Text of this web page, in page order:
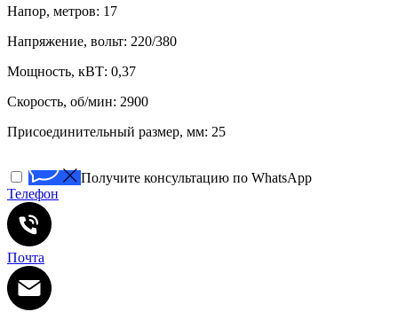
Напор, метров: 17
Напряжение, вольт: 220/380
Мощность, кВТ: 0,37
Скорость, об/мин: 2900
Присоединительный размер, мм: 25
Получите консультацию по WhatsApp
Телефон
Почта